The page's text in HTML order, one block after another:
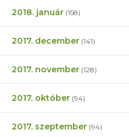
2018. január (158)
2017. december (141)
2017. november (128)
2017. október (94)
2017. szeptember (94)